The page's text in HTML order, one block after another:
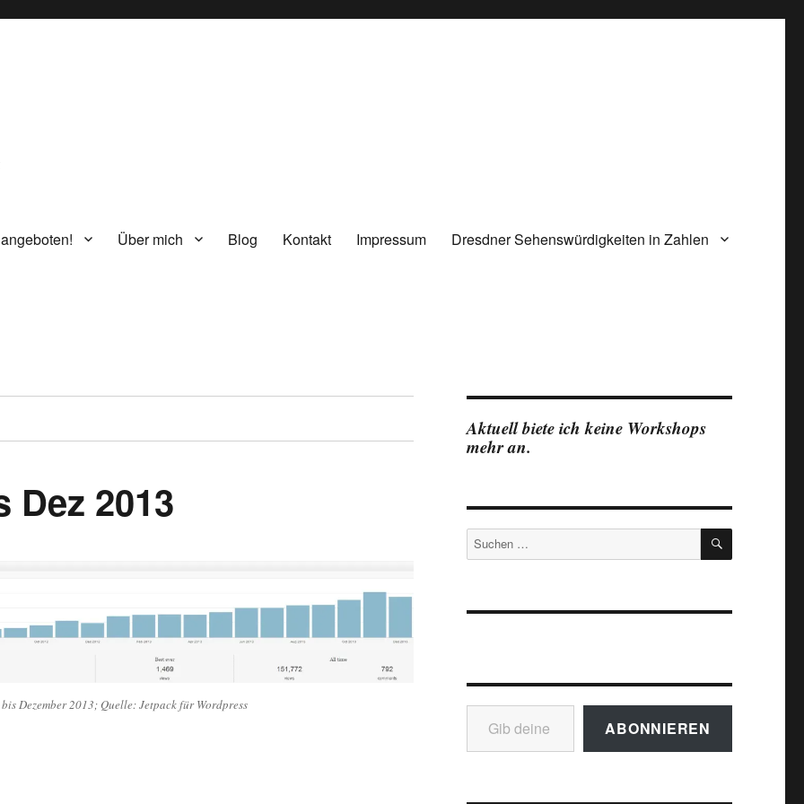
Über mich Blog Kontakt Impressum
Dresdner Sehenswürdigkeiten in Zahlen
2013
Dezember 2013; Quelle: Jetpack für Wordpress
Aktuell biete ich keine Workshops
mehr an.
Suchen
nach:
SUCHEN
Gib deine E-Mail-Adresse ein ...
ABONNIEREN